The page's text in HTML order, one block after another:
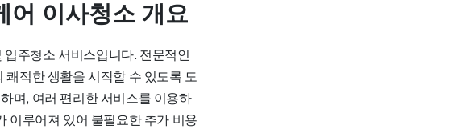
어 이사청소 개요
주청소 서비스입니다. 전문적인
적한 생활을 시작할 수 있도록 도
며, 여러 편리한 서비스를 이용하
이루어져 있어 불필요한 추가 비용